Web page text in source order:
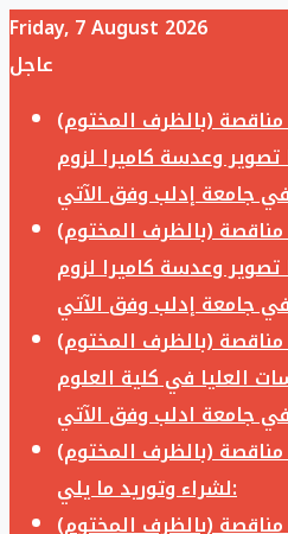
Friday, 7 August 2026
عاجل
(بالظرف المختوم)
تصوير وعدسة كاميرا لزوم
(بالظرف المختوم)
تصوير وعدسة كاميرا لزوم
(بالظرف المختوم)
العليا في كلية العلوم
(بالظرف المختوم)
لشراء وتوريد ما يلي:
(بالظرف المختوم)